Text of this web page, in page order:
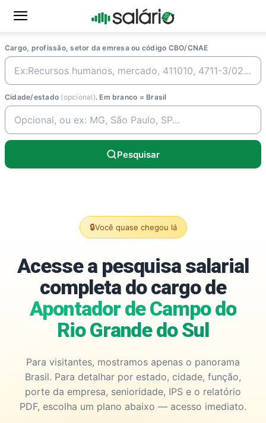
Cargo, profissão, setor da emresa ou código CBO/CNAE
Cidade/estado (opcional). Em branco = Brasil
Pesquisar
🔒Você quase chegou lá
Acesse a pesquisa salarial
completa do cargo de
Apontador de Campo do
Rio Grande do Sul
Para visitantes, mostramos apenas o panorama
Brasil. Para detalhar por estado, cidade, função,
porte da empresa, senioridade, IPS e o relatório
PDF, escolha um plano abaixo — acesso imediato.